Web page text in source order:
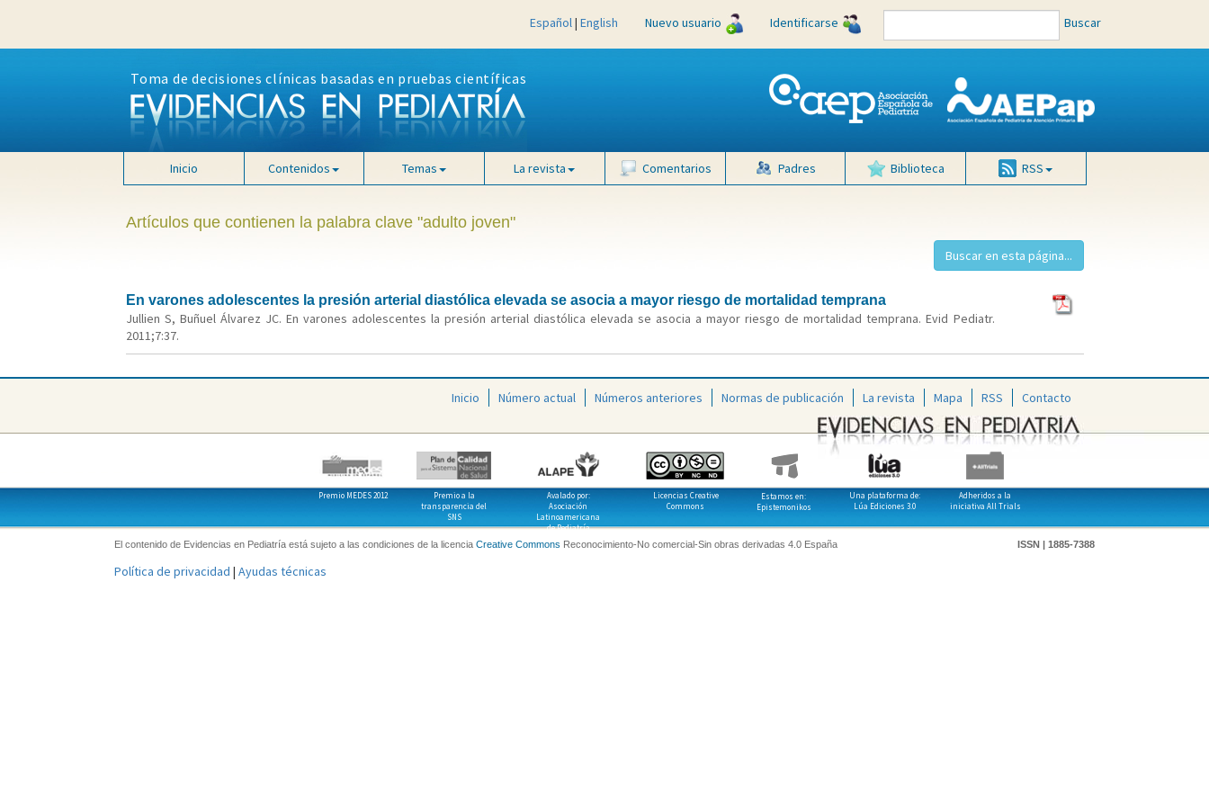
Español| English Nuevo usuario Identificarse Buscar
Toma de decisiones clínicas basadas en pruebas científicas
Inicio Contenidos Temas La revista Comentarios Padres Biblioteca RSS
Artículos que contienen la palabra clave "adulto joven"
En varones adolescentes la presión arterial diastólica elevada se asocia a mayor riesgo de mortalidad temprana
Jullien S, Buñuel Álvarez JC. En varones adolescentes la presión arterial diastólica elevada se asocia a mayor riesgo de mortalidad temprana. Evid Pediatr.
2011;7:37.
Inicio Número actual Números anteriores Normas de publicación La revista Mapa RSS Contacto
Premio MEDES 2012
Premio a la
transparencia del
SNS
Avalado por:
Asociación
Latinoamericana
de Pediatría
Licencias Creative
Commons
Estamos en:
Epistemonikos
Una plataforma de:
Lúa Ediciones 3.0
Adheridos a la
iniciativa All Trials
El contenido de Evidencias en Pediatría está sujeto a las condiciones de la licencia Creative Commons Reconocimiento-No comercial-Sin obras derivadas 4.0 España ISSN | 1885-7388
Política de privacidad | Ayudas técnicas